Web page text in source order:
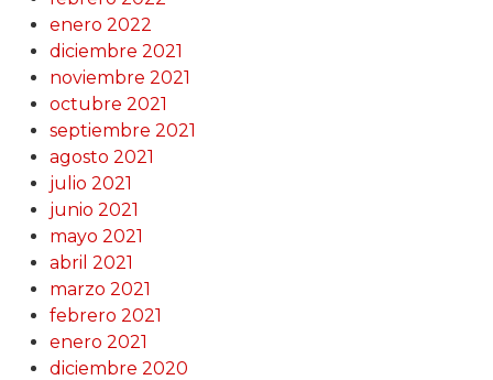
enero 2022
diciembre 2021
noviembre 2021
octubre 2021
septiembre 2021
agosto 2021
julio 2021
junio 2021
mayo 2021
abril 2021
marzo 2021
febrero 2021
enero 2021
diciembre 2020